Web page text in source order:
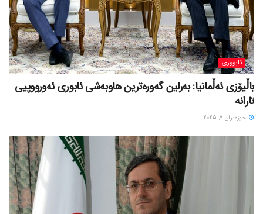
ئابووری
باڵیۆزی ئەڵمانیا: بەرلین گەورەترین هاوبەشی ئابوری ئەورووپیی
تارانە
حوزه‌یران 7, 2025